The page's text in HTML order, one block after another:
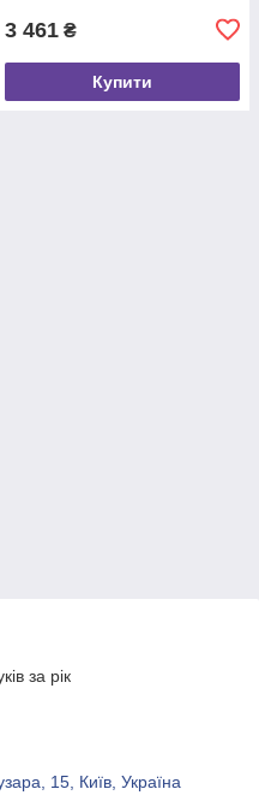
3 461 ₴
Купити
за рік
15, Київ, Україна